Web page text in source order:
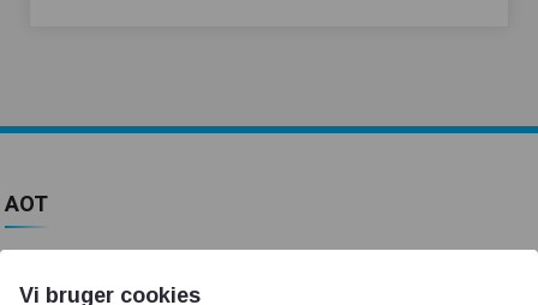
AOT
Priser
Vi bruger cookies